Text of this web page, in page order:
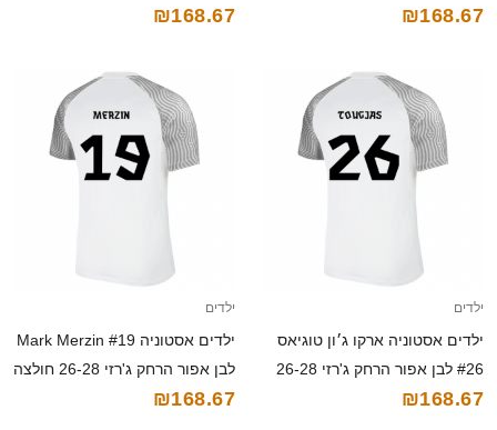
קצרה
₪168.67
קצרה
₪168.67
ילדים
ילדים אסטוניה ארקו ג׳ון טוגיאס
#26 לבן אפור הרחק ג'רזי 26-28
חולצה קצרה
₪168.67
ילדים
ילדים אסטוניה Mark Merzin #19
לבן אפור הרחק ג'רזי 26-28 חולצה
קצרה
₪168.67